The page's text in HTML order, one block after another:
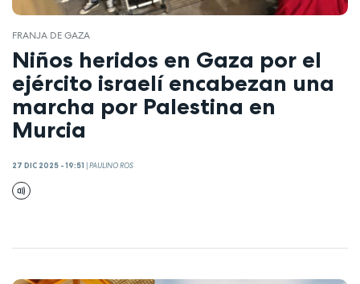
FRANJA DE GAZA
Niños heridos en Gaza por el
ejército israelí encabezan una
marcha por Palestina en
Murcia
27 DIC 2025 - 19:51 |PAULINO ROS